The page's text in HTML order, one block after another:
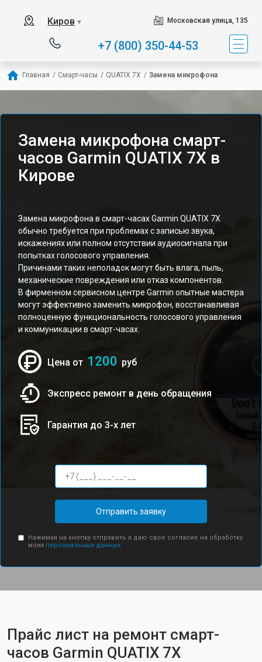
Киров ▼ Московская улица, 135
+7 (800) 350-44-53
Главная / Смарт-часы / QUATIX 7X / Замена микрофона
Замена микрофона смарт-
часов Garmin QUATIX 7X в
Кирове
Замена микрофона в смарт-часах Garmin QUATIX 7X
обычно требуется при проблемах с записью звука,
искажениях или полном отсутствии аудиосигнала при
попытках голосового управления.
Причинами таких неполадок могут быть влага, пыль,
механические повреждения или отказ компонентов.
В фирменном сервисном центре Garmin опытные мастера
могут эффективно заменить микрофон, восстанавливая
полноценную функциональность голосового управления
и коммуникации в смарт-часах.
Цена от 1200 руб
Экспресс ремонт в день обращения
Гарантия до 3-х лет
Отправить заявку
Нажимая на кнопку отправить я даю свое согласие на обработку
моих персональных данных.
Прайс лист на ремонт смарт-
часов Garmin QUATIX 7X